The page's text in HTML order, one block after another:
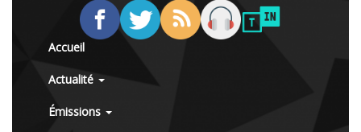
Accueil
Actualité
Émissions